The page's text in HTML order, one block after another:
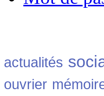
actualités
ouvrier